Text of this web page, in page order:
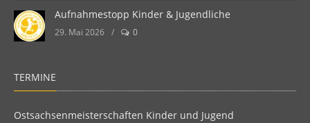
Aufnahmestopp Kinder & Jugendliche
29. Mai 2026 / 0
TERMINE
Ostsachsenmeisterschaften Kinder und Jugend